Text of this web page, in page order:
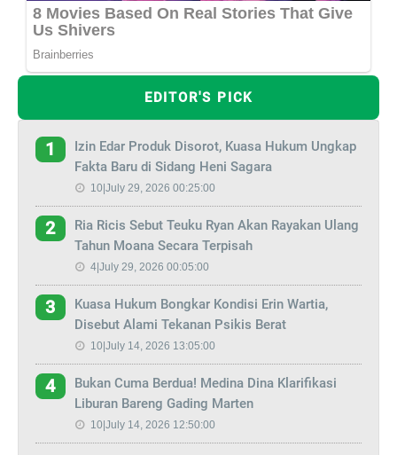
EDITOR'S PICK
1
Izin Edar Produk Disorot, Kuasa Hukum Ungkap
Fakta Baru di Sidang Heni Sagara
10|July 29, 2026 00:25:00
2
Ria Ricis Sebut Teuku Ryan Akan Rayakan Ulang
Tahun Moana Secara Terpisah
4|July 29, 2026 00:05:00
3
Kuasa Hukum Bongkar Kondisi Erin Wartia,
Disebut Alami Tekanan Psikis Berat
10|July 14, 2026 13:05:00
4
Bukan Cuma Berdua! Medina Dina Klarifikasi
Liburan Bareng Gading Marten
10|July 14, 2026 12:50:00